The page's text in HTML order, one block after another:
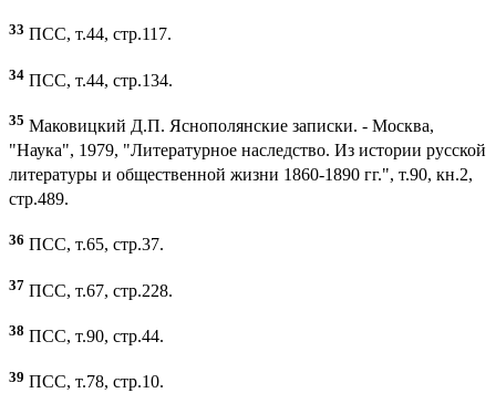
33 ПСС, т.44, стр.117.
34 ПСС, т.44, стр.134.
35 Маковицкий Д.П. Яснополянские записки. - Москва,
"Наука", 1979, "Литературное наследство. Из истории русской
литературы и общественной жизни 1860-1890 гг.", т.90, кн.2,
стр.489.
36 ПСС, т.65, стр.37.
37 ПСС, т.67, стр.228.
38 ПСС, т.90, стр.44.
39 ПСС, т.78, стр.10.